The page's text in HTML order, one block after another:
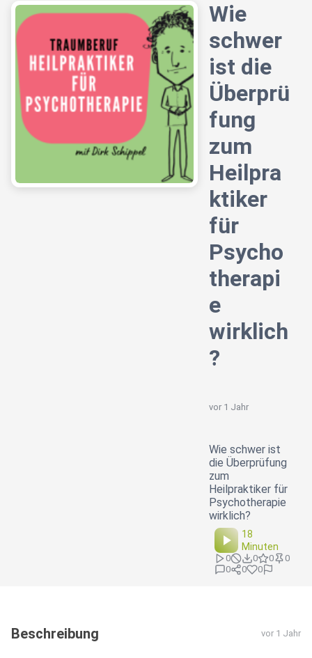
Wie
schwer
ist die
Überprü
fung
zum
Heilpra
ktiker
für
Psycho
therapi
e
wirklich
?
vor 1 Jahr
Wie schwer ist
die Überprüfung
zum
Heilpraktiker für
Psychotherapie
wirklich?
18
Minuten
0 0 0
0
0
0 0
Beschreibung vor 1 Jahr